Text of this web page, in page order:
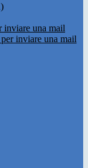
inviare una mail
inviare una mail